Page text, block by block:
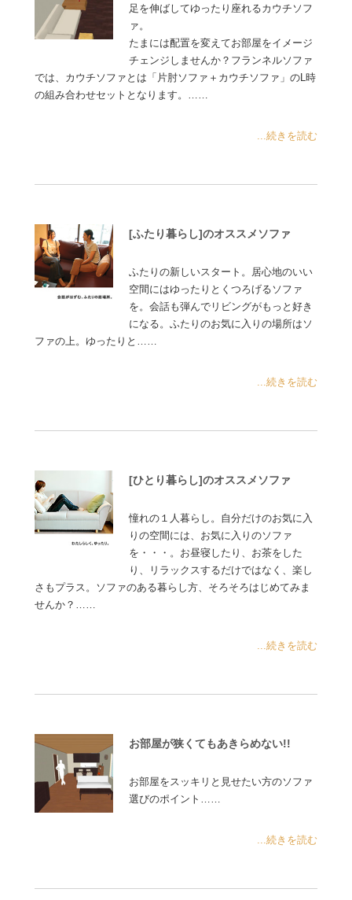
足を伸ばしてゆったり座れるカウチソフ
ァ。
たまには配置を変えてお部屋をイメージ
チェンジしませんか？フランネルソファ
では、カウチソファとは「片肘ソファ＋カウチソファ」のL時
の組み合わせセットとなります。……
...続きを読む
[ふたり暮らし]のオススメソファ
ふたりの新しいスタート。居心地のいい
空間にはゆったりとくつろげるソファ
を。会話も弾んでリビングがもっと好き
になる。ふたりのお気に入りの場所はソ
ファの上。ゆったりと……
...続きを読む
[ひとり暮らし]のオススメソファ
憧れの１人暮らし。自分だけのお気に入
りの空間には、お気に入りのソファ
を・・・。お昼寝したり、お茶をした
り、リラックスするだけではなく、楽し
さもプラス。ソファのある暮らし方、そろそろはじめてみま
せんか？……
...続きを読む
お部屋が狭くてもあきらめない!!
お部屋をスッキリと見せたい方のソファ
選びのポイント……
...続きを読む